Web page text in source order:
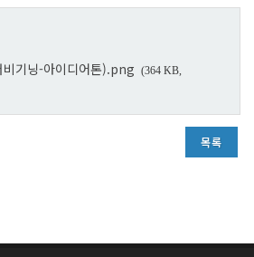
비기닝-아이디어톤).png (364 KB,
목록